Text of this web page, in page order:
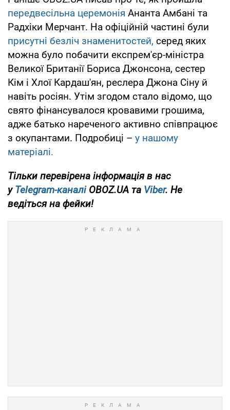
передвесільна церемонія Ананта Амбані та
Радхіки Мерчант. На офіційній частині були
присутні безліч знаменитостей, серед яких
можна було побачити експрем'єр-міністра
Великої Британії Бориса Джонсона, сестер
Кім і Хлої Кардаш'ян, реслера Джона Сіну й
навіть росіян. Утім згодом стало відомо, що
свято фінансувалося кровавими грошима,
адже батько нареченого активно співпрацює
з окупантами. Подробиці – у нашому
матеріалі.
Тільки перевірена інформація в нас
уTelegram-каналіOBOZ.UA та Viber. Не
ведіться на фейки!